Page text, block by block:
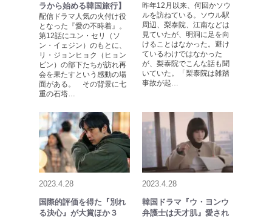
ラから始める韓国旅行】
配信ドラマ人気の火付け役
となった『愛の不時着』。
第12話にユン・セリ（ソ
ン・イェジン）のもとに、
リ・ジョンヒョク（ヒョン
ビン）の部下たちが訪れ再
会を果たすという感動の場
面がある。 その背景に七
重の石塔…
昨年12月以来、何回かソウ
ルを訪ねている。ソウル駅
周辺、梨泰院、江南などは
見ていたが、明洞に足を向
けることはなかった。避け
ているわけではなかった
が、梨泰院でこんな話も聞
いていた。「梨泰院は雑踏
事故が起…
2023.4.28
国際的評価を得た『別れ
る決心』が大賞ほか３
2023.4.28
韓国ドラマ『ウ・ヨンウ
弁護士は天才肌』愛され